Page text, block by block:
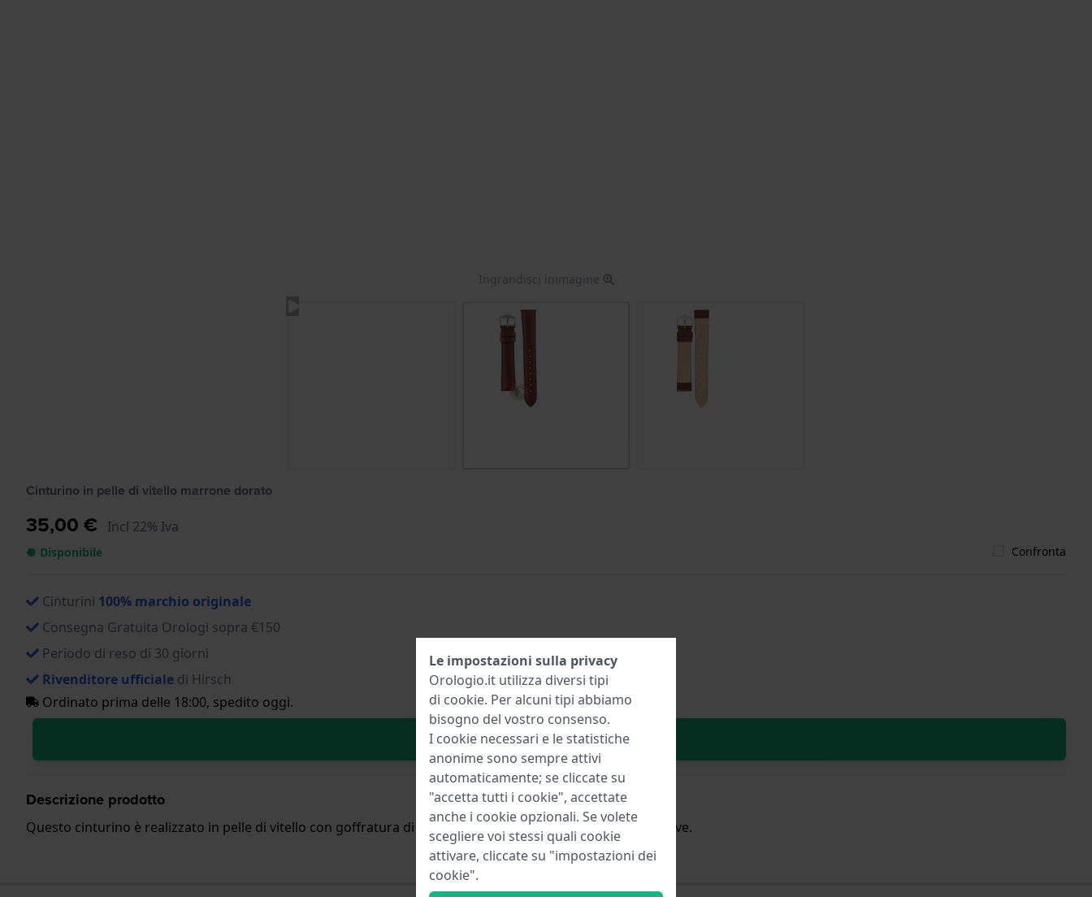
Ingrandisci immagine
Cinturino in pelle di vitello marrone dorato
35,00 € Incl 22% Iva
● Disponibile Confronta
Cinturini 100% marchio originale
Consegna Gratuita Orologi sopra €150
Periodo di reso di 30 giorni
Rivenditore ufficiale di Hirsch
Ordinato prima delle 18:00, spedito oggi.
Aggiungi al carrello
Descrizione prodotto
Questo cinturino è realizzato in pelle di vitello con goffratura di bufalo e foderato con pelle Hirsch Softglove.
Le impostazioni sulla privacy
Orologio.it utilizza diversi tipi
di cookie. Per alcuni tipi abbiamo
bisogno del vostro consenso.
I cookie necessari e le statistiche
anonime sono sempre attivi
automaticamente; se cliccate su
"accetta tutti i cookie", accettate
anche i cookie opzionali. Se volete
scegliere voi stessi quali cookie
attivare, cliccate su "impostazioni dei
cookie".